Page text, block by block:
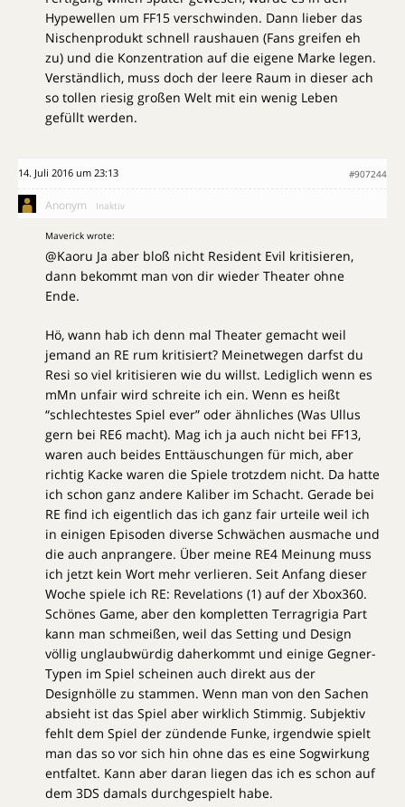
Hypewellen um FF15 verschwinden. Dann lieber das
Nischenprodukt schnell raushauen (Fans greifen eh
zu) und die Konzentration auf die eigene Marke legen.
Verständlich, muss doch der leere Raum in dieser ach
so tollen riesig großen Welt mit ein wenig Leben
gefüllt werden.
14. Juli 2016 um 23:13 #907244
Anonym Inaktiv
Maverick wrote:
@Kaoru Ja aber bloß nicht Resident Evil kritisieren,
dann bekommt man von dir wieder Theater ohne
Ende.
Hö, wann hab ich denn mal Theater gemacht weil
jemand an RE rum kritisiert? Meinetwegen darfst du
Resi so viel kritisieren wie du willst. Lediglich wenn es
mMn unfair wird schreite ich ein. Wenn es heißt
“schlechtestes Spiel ever” oder ähnliches (Was Ullus
gern bei RE6 macht). Mag ich ja auch nicht bei FF13,
waren auch beides Enttäuschungen für mich, aber
richtig Kacke waren die Spiele trotzdem nicht. Da hatte
ich schon ganz andere Kaliber im Schacht. Gerade bei
RE find ich eigentlich das ich ganz fair urteile weil ich
in einigen Episoden diverse Schwächen ausmache und
die auch anprangere. Über meine RE4 Meinung muss
ich jetzt kein Wort mehr verlieren. Seit Anfang dieser
Woche spiele ich RE: Revelations (1) auf der Xbox360.
Schönes Game, aber den kompletten Terragrigia Part
kann man schmeißen, weil das Setting und Design
völlig unglaubwürdig daherkommt und einige Gegner-
Typen im Spiel scheinen auch direkt aus der
Designhölle zu stammen. Wenn man von den Sachen
absieht ist das Spiel aber wirklich Stimmig. Subjektiv
fehlt dem Spiel der zündende Funke, irgendwie spielt
man das so vor sich hin ohne das es eine Sogwirkung
entfaltet. Kann aber daran liegen das ich es schon auf
dem 3DS damals durchgespielt habe.